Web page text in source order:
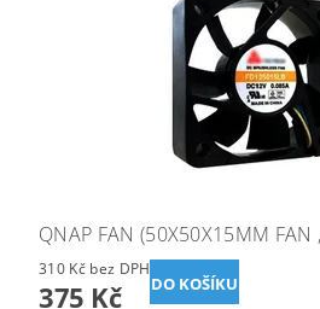
QNAP FAN (50X50X15MM FAN
310 Kč bez DPH
375 Kč